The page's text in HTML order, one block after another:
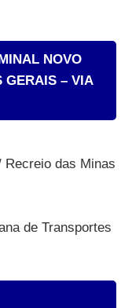
NOVO
GERAIS – VIA
Recreio das Minas
de Transportes